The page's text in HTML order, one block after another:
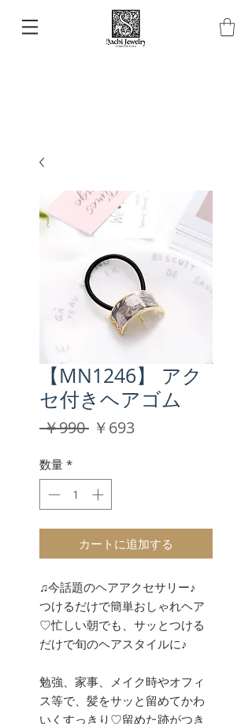
【MN1246】 アク
セ付きヘアゴム
￥990 通
格
￥693セ
数量 *
カートに追加する
♫今話題のヘアアクセサリー♪
つけるだけで簡単おしゃれヘア
♡忙しい朝でも、サッとつける
だけで旬のヘアスタイルに♪
勉強、家事、メイク時やオフィ
ス等で、髪をサッと留めてかわ
いくすっきり♡留めた跡がつき